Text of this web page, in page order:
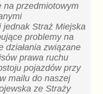
na przedmiotowym
Straż Miejska
problemy na
działania związane
prawa ruchu
pojazdów przy
mailu do naszej
ze Straży